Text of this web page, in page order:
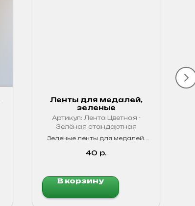
Ленты для медалей,
зеленые
Артикул: Лента Цветная -
Зелёная стандартная
Зеленые ленты для медалей.
40 р.
В корзину